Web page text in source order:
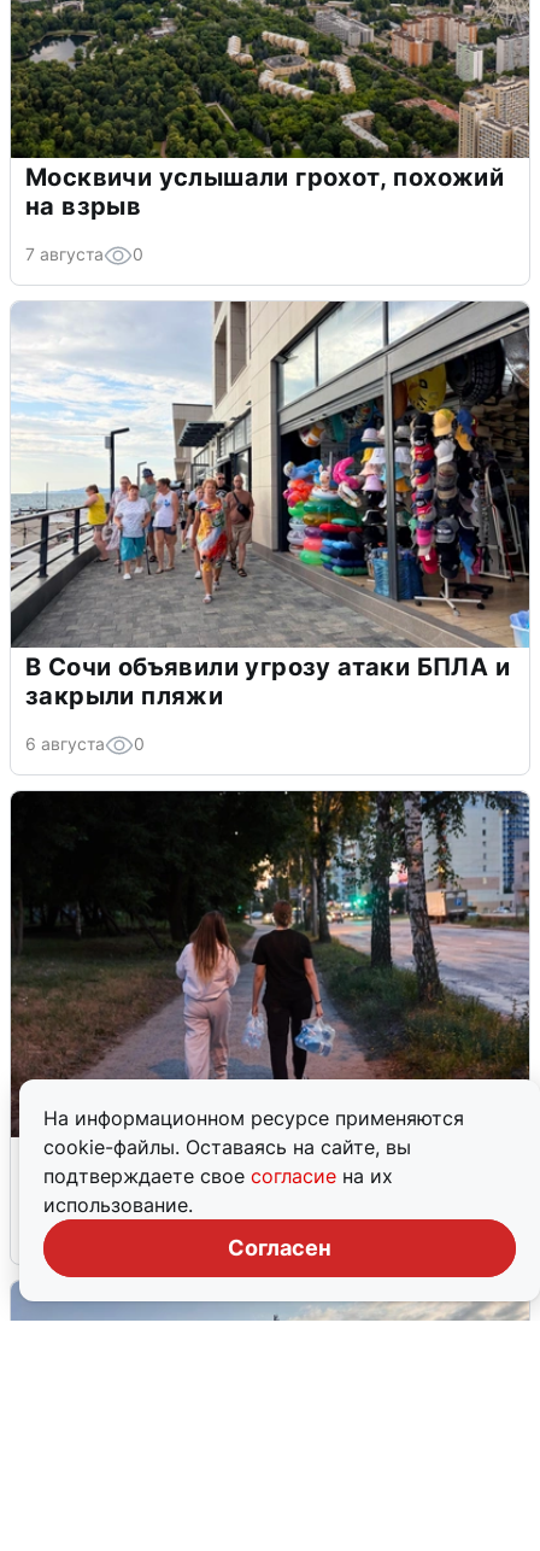
На информационном ресурсе применяются
cookie-файлы. Оставаясь на сайте, вы
подтверждаете свое согласие на их
использование.
Согласен
Москвичи услышали грохот, похожий
на взрыв
7 августа 0
В Сочи объявили угрозу атаки БПЛА и
закрыли пляжи
6 августа 0
Опубликована карта отключений
воды в Воронеже
6 августа